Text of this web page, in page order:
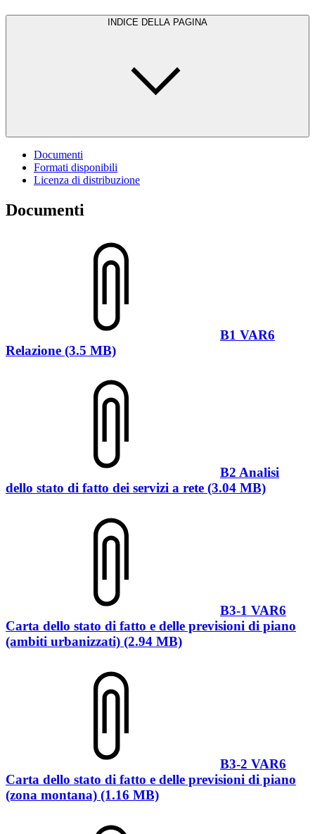
INDICE DELLA PAGINA
Documenti
Formati disponibili
Licenza di distribuzione
Documenti
B1 VAR6
Relazione (3.5 MB)
B2 Analisi
dello stato di fatto dei servizi a rete (3.04 MB)
B3-1 VAR6
Carta dello stato di fatto e delle previsioni di piano
(ambiti urbanizzati) (2.94 MB)
B3-2 VAR6
Carta dello stato di fatto e delle previsioni di piano
(zona montana) (1.16 MB)